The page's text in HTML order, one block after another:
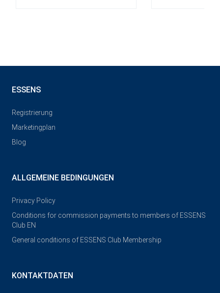
ESSENS
Registrierung
Marketingplan
Blog
ALLGEMEINE BEDINGUNGEN
Privacy Policy
Conditions for commission payments to members of ESSENS
Club EN
General conditions of ESSENS Club Membership
KONTAKTDATEN